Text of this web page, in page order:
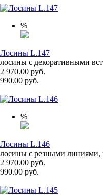
%
Лосины L.147
лосины с декоративными
2 970.00 руб.
990.00 руб.
%
Лосины L.146
лосины с резными линиями,
2 970.00 руб.
990.00 руб.